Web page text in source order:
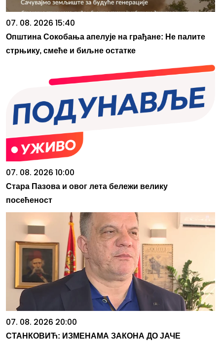
07. 08. 2026 15:40
Општина Сокобања апелује на грађане: Не палите
стрњику, смеће и биљне остатке
07. 08. 2026 10:00
Стара Пазова и овог лета бележи велику
посећеност
07. 08. 2026 20:00
СТАНКОВИЋ: ИЗМЕНАМА ЗАКОНА ДО ЈАЧЕ